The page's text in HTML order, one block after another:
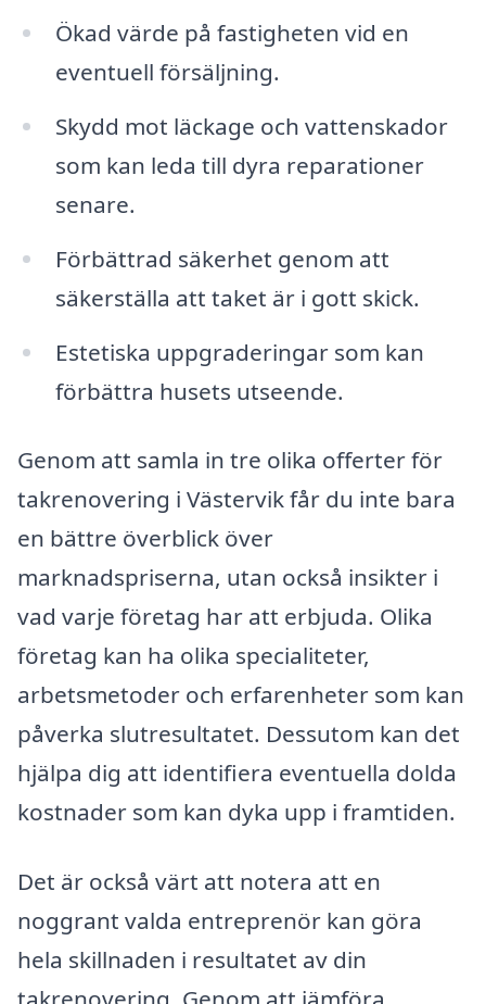
Ökad värde på fastigheten vid en
eventuell försäljning.
Skydd mot läckage och vattenskador
som kan leda till dyra reparationer
senare.
Förbättrad säkerhet genom att
säkerställa att taket är i gott skick.
Estetiska uppgraderingar som kan
förbättra husets utseende.
Genom att samla in tre olika offerter för
takrenovering i Västervik får du inte bara
en bättre överblick över
marknadspriserna, utan också insikter i
vad varje företag har att erbjuda. Olika
företag kan ha olika specialiteter,
arbetsmetoder och erfarenheter som kan
påverka slutresultatet. Dessutom kan det
hjälpa dig att identifiera eventuella dolda
kostnader som kan dyka upp i framtiden.
Det är också värt att notera att en
noggrant valda entreprenör kan göra
hela skillnaden i resultatet av din